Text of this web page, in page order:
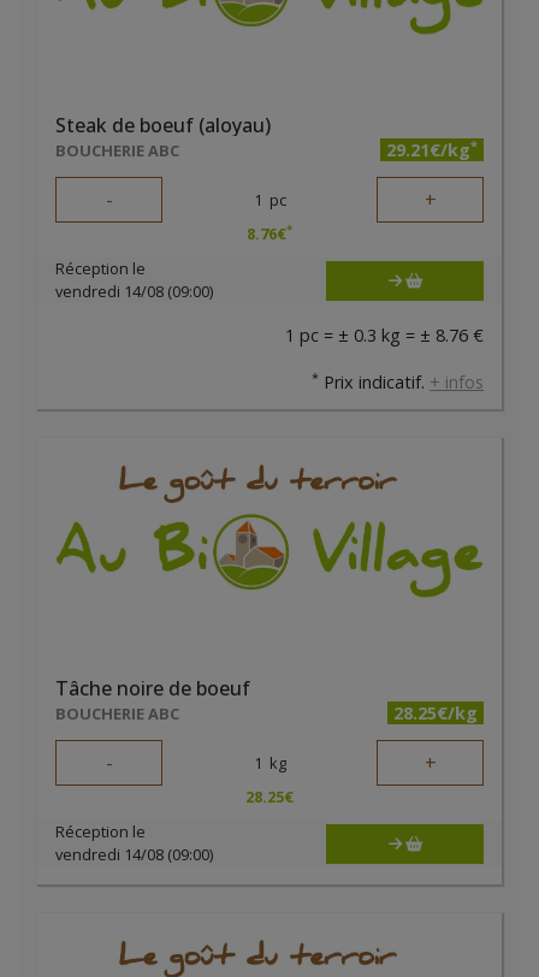
Steak de boeuf (aloyau)
BOUCHERIE ABC 29.21€/kg*
- 1 pc +
8.76€*
Réception le
vendredi 14/08 (09:00)
1 pc = ± 0.3 kg = ± 8.76 €
* Prix indicatif. + infos
Tâche noire de boeuf
BOUCHERIE ABC 28.25€/kg
- 1 kg +
28.25€
Réception le
vendredi 14/08 (09:00)